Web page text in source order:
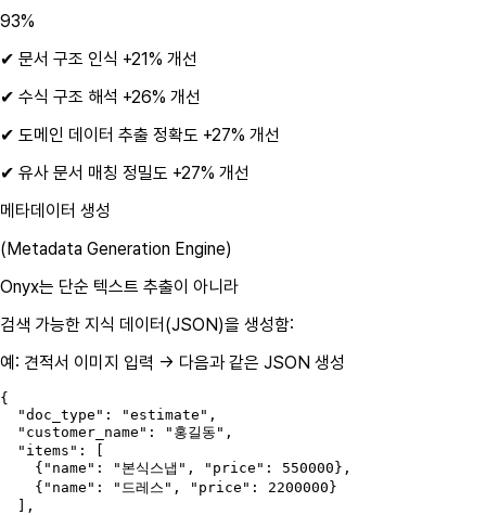
93%
✔ 문서 구조 인식 +21% 개선
✔ 수식 구조 해석 +26% 개선
✔ 도메인 데이터 추출 정확도 +27% 개선
✔ 유사 문서 매칭 정밀도 +27% 개선
메타데이터 생성
(Metadata Generation Engine)
Onyx는 단순 텍스트 추출이 아니라
검색 가능한 지식 데이터(JSON)을 생성함:
예: 견적서 이미지 입력 → 다음과 같은 JSON 생성
{
  "doc_type": "estimate",
  "customer_name": "홍길동",
  "items": [
    {"name": "본식스냅", "price": 550000},
    {"name": "드레스", "price": 2200000}
  ],